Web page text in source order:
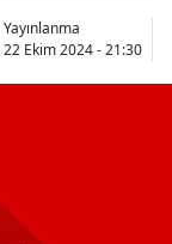
Yayınlanma
22 Ekim 2024 - 21:30